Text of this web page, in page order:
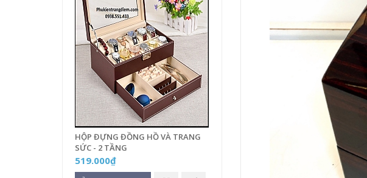
HỘP ĐỰNG ĐỒNG HỒ VÀ TRANG
SỨC - 2 TẦNG
519.000₫